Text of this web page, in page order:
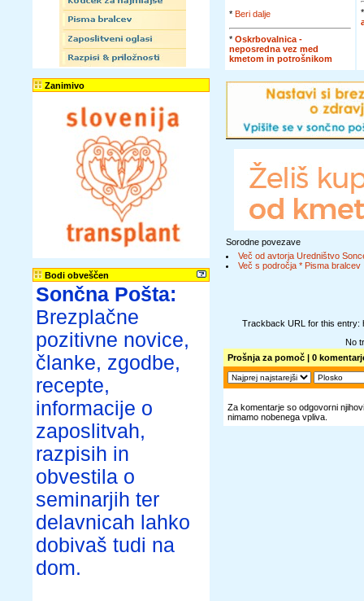
Zanimivo
Bodi obveščen
Sončna Pošta:
Brezplačne
pozitivne novice,
članke, zgodbe,
recepte,
informacije o
zaposlitvah,
razpisih in
obvestila o
seminarjih ter
delavnicah lahko
dobivaš tudi na
dom.
* Beri dalje
* Oskrbovalnica -
neposredna vez med
kmetom in potrošnikom
Sorodne povezave
Več od avtorja Uredništvo
Več s področja * Pisma bralcev
Trackback URL for this entry:
No
Prošnja za pomoč | 0
Za komentarje so odgovorni
nimamo nobenega vpliva.